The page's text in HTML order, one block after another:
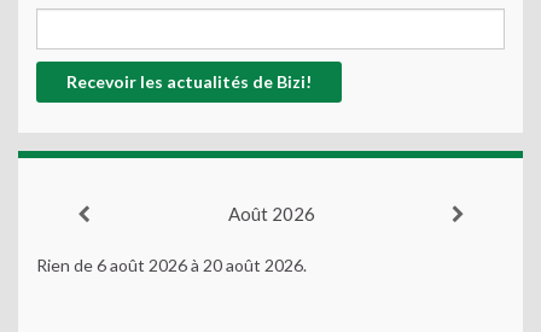
Août 2026
Rien de 6 août 2026 à 20 août 2026.